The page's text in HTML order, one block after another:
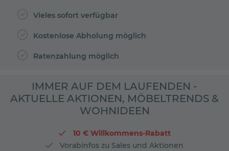
Vieles sofort verfügbar
Kostenlose Abholung möglich
Ratenzahlung möglich
IMMER AUF DEM LAUFENDEN -
AKTUELLE AKTIONEN, MÖBELTRENDS &
WOHNIDEEN
10 € Willkommens-Rabatt
Vorabinfos zu Sales und Aktionen